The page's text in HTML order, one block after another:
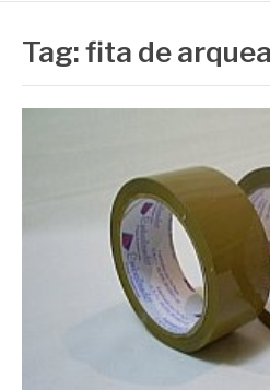
Tag:fita de